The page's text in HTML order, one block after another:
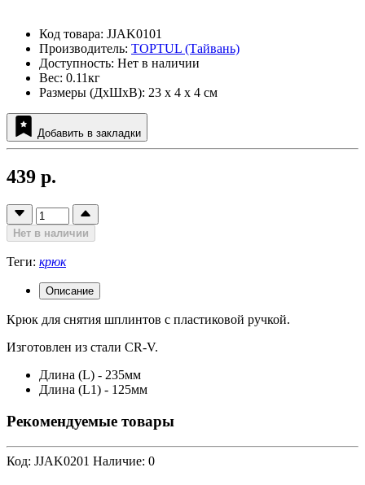
Код товара: JJAK0101
Производитель: TOPTUL (Тайвань)
Доступность: Нет в наличии
Вес: 0.11кг
Размеры (ДxШxВ): 23 x 4 x 4 см
Добавить в закладки
439 р.
Нет в наличии
Теги: крюк
Описание
Крюк для снятия шплинтов с пластиковой ручкой.
Изготовлен из стали CR-V.
Длина (L) - 235мм
Длина (L1) - 125мм
Рекомендуемые товары
Код: JJAK0201 Наличие: 0